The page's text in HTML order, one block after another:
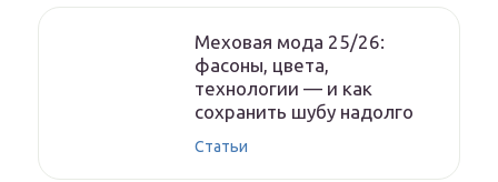
Меховая мода 25/26:
фасоны, цвета,
технологии — и как
сохранить шубу надолго
Статьи